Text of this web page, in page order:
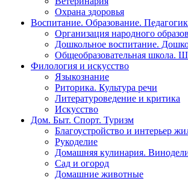
Охрана здоровья
Воспитание. Образование.
Организация народного
Дошкольное воспитание.
Общеобразовательная школа.
Филология и искусство
Языкознание
Риторика. Культура речи
Литературоведение и критика
Искусство
Дом. Быт. Спорт. Туризм
Благоустройство и интерьер
Рукоделие
Домашняя кулинария.
Сад и огород
Домашние животные